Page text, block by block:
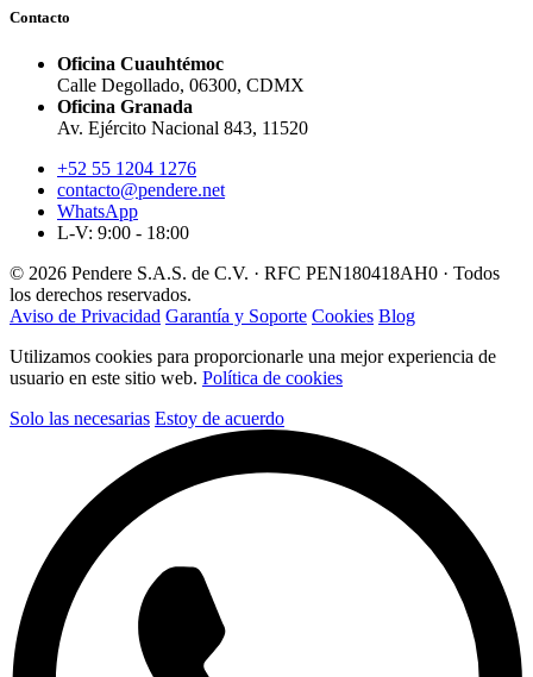
Contacto
Oficina Cuauhtémoc
Calle Degollado, 06300, CDMX
Oficina Granada
Av. Ejército Nacional 843, 11520
+52 55 1204 1276
contacto@pendere.net
WhatsApp
L-V: 9:00 - 18:00
© 2026 Pendere S.A.S. de C.V. · RFC PEN180418AH0 · Todos
los derechos reservados.
Aviso de Privacidad Garantía y Soporte Cookies Blog
Utilizamos cookies para proporcionarle una mejor experiencia de
usuario en este sitio web. Política de cookies
Solo las necesarias Estoy de acuerdo